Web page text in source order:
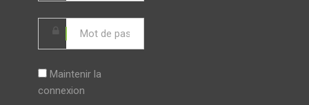
Maintenir la
connexion